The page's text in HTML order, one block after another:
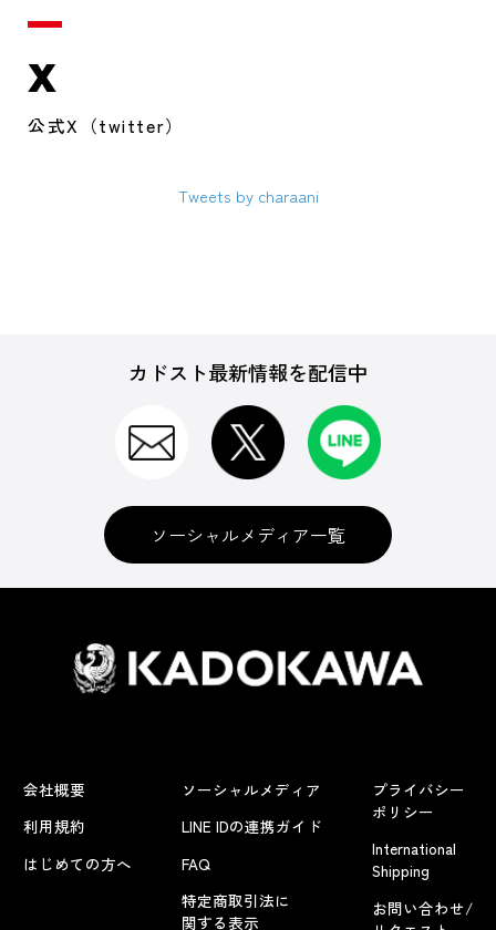
X
公式X（twitter）
Tweets by charaani
カドスト最新情報を配信中
ソーシャルメディア一覧
会社概要
利用規約
はじめての方へ
ソーシャルメディア
LINE IDの連携ガイド
FAQ
特定商取引法に
関する表示
プライバシー
ポリシー
International
Shipping
お問い合わせ/